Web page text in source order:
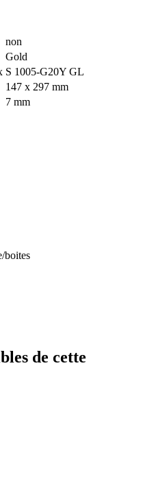
non
Gold
S 1005-G20Y GL
147 x 297 mm
7 mm
boites
de cette